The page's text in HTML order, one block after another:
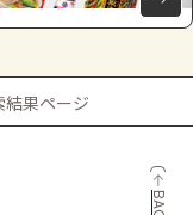
結果ページ